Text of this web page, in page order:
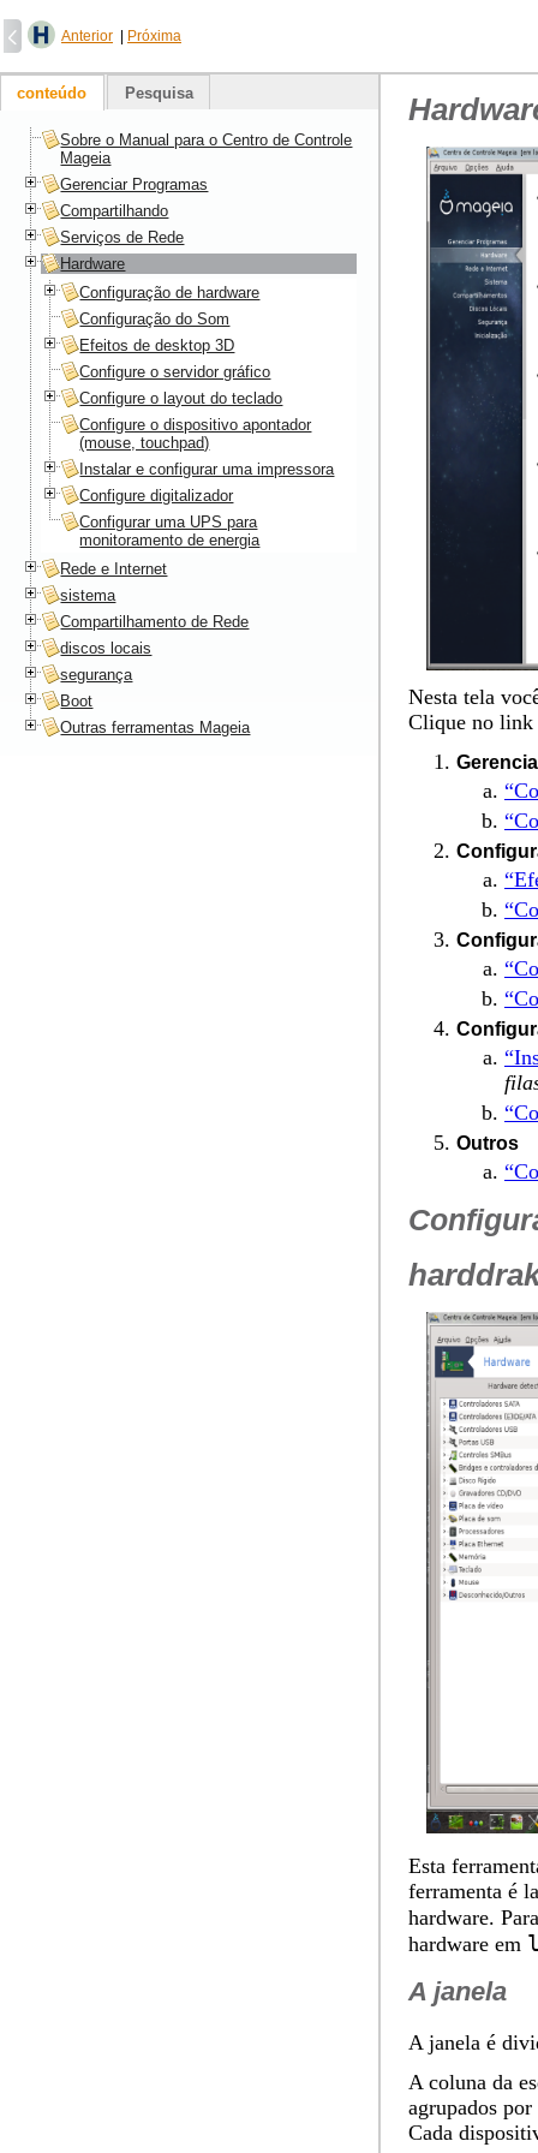
Anterior Próxima
Nesta tela
Clique no link
Outros
Esta
ferramenta é
hardware.
hardware em
A janela
A janela é
A coluna da
agrupados
Cada
conteúdo Pesquisa
Sobre o Manual para o Centro de Controle
Mageia
Gerenciar Programas
Compartilhando
Serviços de Rede
Hardware
Configuração de hardware
Configuração do Som
Efeitos de desktop 3D
Configure o servidor gráfico
Configure o layout do teclado
Configure o dispositivo apontador
(mouse, touchpad)
Instalar e configurar uma impressora
Configure digitalizador
Configurar uma UPS para
monitoramento de energia
Rede e Internet
sistema
Compartilhamento de Rede
discos locais
segurança
Boot
Outras ferramentas Mageia